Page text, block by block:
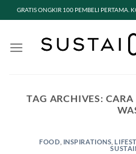
GRATIS ONGKIR 100 PEMBELI PERTAMA.
TAG ARCHIVES:
FOOD INSPIRATIONS ,